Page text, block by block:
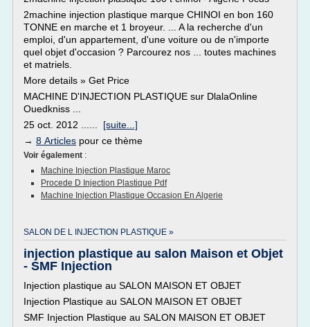
2machine injection plastique marque CHINOI en bon 160
TONNE en marche et 1 broyeur. ... A la recherche d'un
emploi, d'un appartement, d'une voiture ou de n'importe
quel objet d'occasion ? Parcourez nos ... toutes machines
et matriels.
More details » Get Price
MACHINE D'INJECTION PLASTIQUE sur DlalaOnline
Ouedkniss ...
25 oct. 2012 ...... [suite...]
→ 8 Articles pour ce thème
Voir également :
Machine Injection Plastique Maroc
Procede D Injection Plastique Pdf
Machine Injection Plastique Occasion En Algerie
SALON DE L INJECTION PLASTIQUE »
injection plastique au salon Maison et Objet
- SMF Injection
Injection plastique au SALON MAISON ET OBJET
Injection Plastique au SALON MAISON ET OBJET
SMF Injection Plastique au SALON MAISON ET OBJET